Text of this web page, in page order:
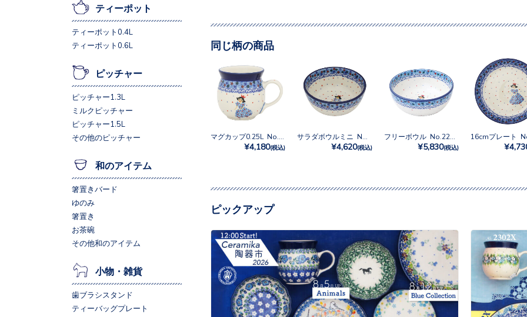
同じ柄の商品
¥4,180(税込) ¥4,620(税込) ¥5,830(税込)
ピックアップ
ティーポット
ティーポット0.4L
ティーポット0.6L
ピッチャー
ピッチャー1.3L
ミルクピッチャー
ピッチャー1.5L
その他のピッチャー
和のアイテム
箸置きバード
ゆのみ
箸置き
お茶碗
その他和のアイテム
小物・雑貨
歯ブラシスタンド
ティーバッグプレート